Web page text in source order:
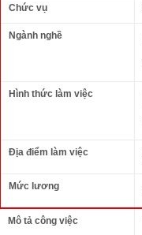
Chức vụ
Ngành nghề
Hình thức làm việc
Địa điểm làm việc
Mức lương
Mô tả công việc